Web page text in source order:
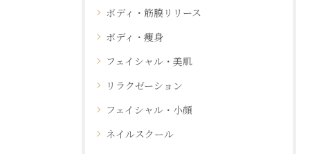
ボディ・筋膜リリース
ボディ・痩身
フェイシャル・美肌
リラクゼーション
フェイシャル・小顔
ネイルスクール